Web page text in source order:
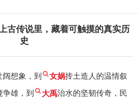
古传说里，藏着可触摸的真实历
史
想象，到 女娲抟土造人的温情叙
雄，到 大禹治水的坚韧传奇，民